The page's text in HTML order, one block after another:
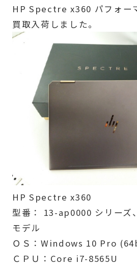
HP Spectre x360 パフォー
買取入荷しました。
HP Spectre x360
型番： 13-ap0000 シリーズ
モデル
ＯＳ：Windows 10 Pro
ＣＰＵ：Core i7-8565U